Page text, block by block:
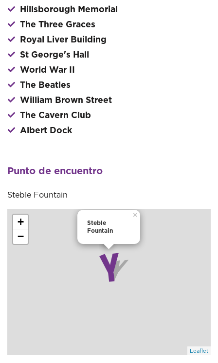
Hillsborough Memorial
The Three Graces
Royal Liver Building
St George's Hall
World War II
The Beatles
William Brown Street
The Cavern Club
Albert Dock
Punto de encuentro
Steble Fountain
Steble
Fountain
×
+
−
Leaflet